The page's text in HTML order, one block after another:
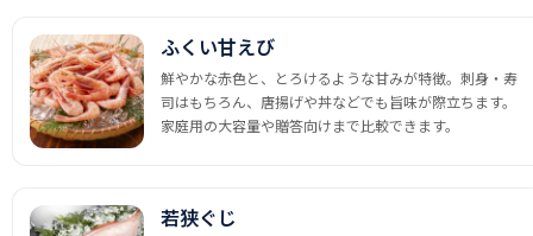
ふくい甘えび
鮮やかな赤色と、とろけるような甘みが特徴。刺身・寿
司はもちろん、唐揚げや丼などでも旨味が際立ちます。
家庭用の大容量や贈答向けまで比較できます。
若狭ぐじ